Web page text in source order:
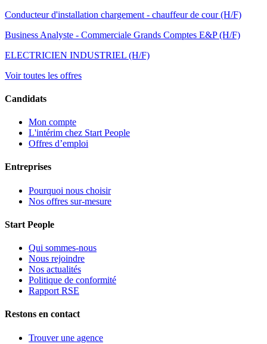
Conducteur d'installation chargement - chauffeur de cour (H/F)
Business Analyste - Commerciale Grands Comptes E&P (H/F)
ELECTRICIEN INDUSTRIEL (H/F)
Voir toutes les offres
Candidats
Mon compte
L'intérim chez Start People
Offres d’emploi
Entreprises
Pourquoi nous choisir
Nos offres sur-mesure
Start People
Qui sommes-nous
Nous rejoindre
Nos actualités
Politique de conformité
Rapport RSE
Restons en contact
Trouver une agence